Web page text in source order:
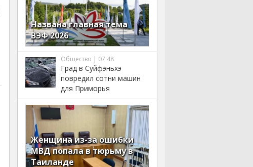
Названа главная тема
ВЭФ 2026
Общество | 07:48
Град в Суйфэньхэ
повредил сотни машин
для Приморья
Женщина из-за ошибки
МВД попала в тюрьму в
Таиланде